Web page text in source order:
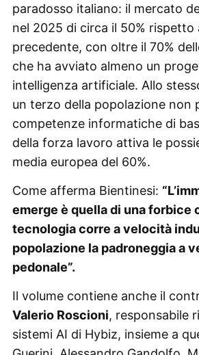
paradosso italiano: il mercato
nel 2025 di circa il 50% rispetto
precedente, con oltre il 70%
che ha avviato almeno un
intelligenza artificiale. Allo
un terzo della popolazione non
competenze informatiche di
della forza lavoro attiva le
media europea del 60%.
Come afferma Bientinesi:
emerge è quella di una forbice
tecnologia corre a velocità
popolazione la padroneggia a
pedonale”.
Il volume contiene anche il
Valerio Roscioni, responsabile
sistemi AI di Hybiz, insieme a